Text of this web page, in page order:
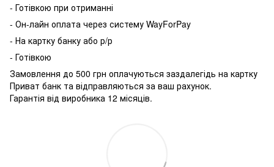
- Готівкою при отриманні
- Он-лайн оплата через систему WayForPay
- На картку банку або р/р
- Готівкою
Замовлення до 500 грн оплачуються заздалегідь на картку
Приват банк та відправляються за ваш рахунок.
Гарантія від виробника 12 місяців.